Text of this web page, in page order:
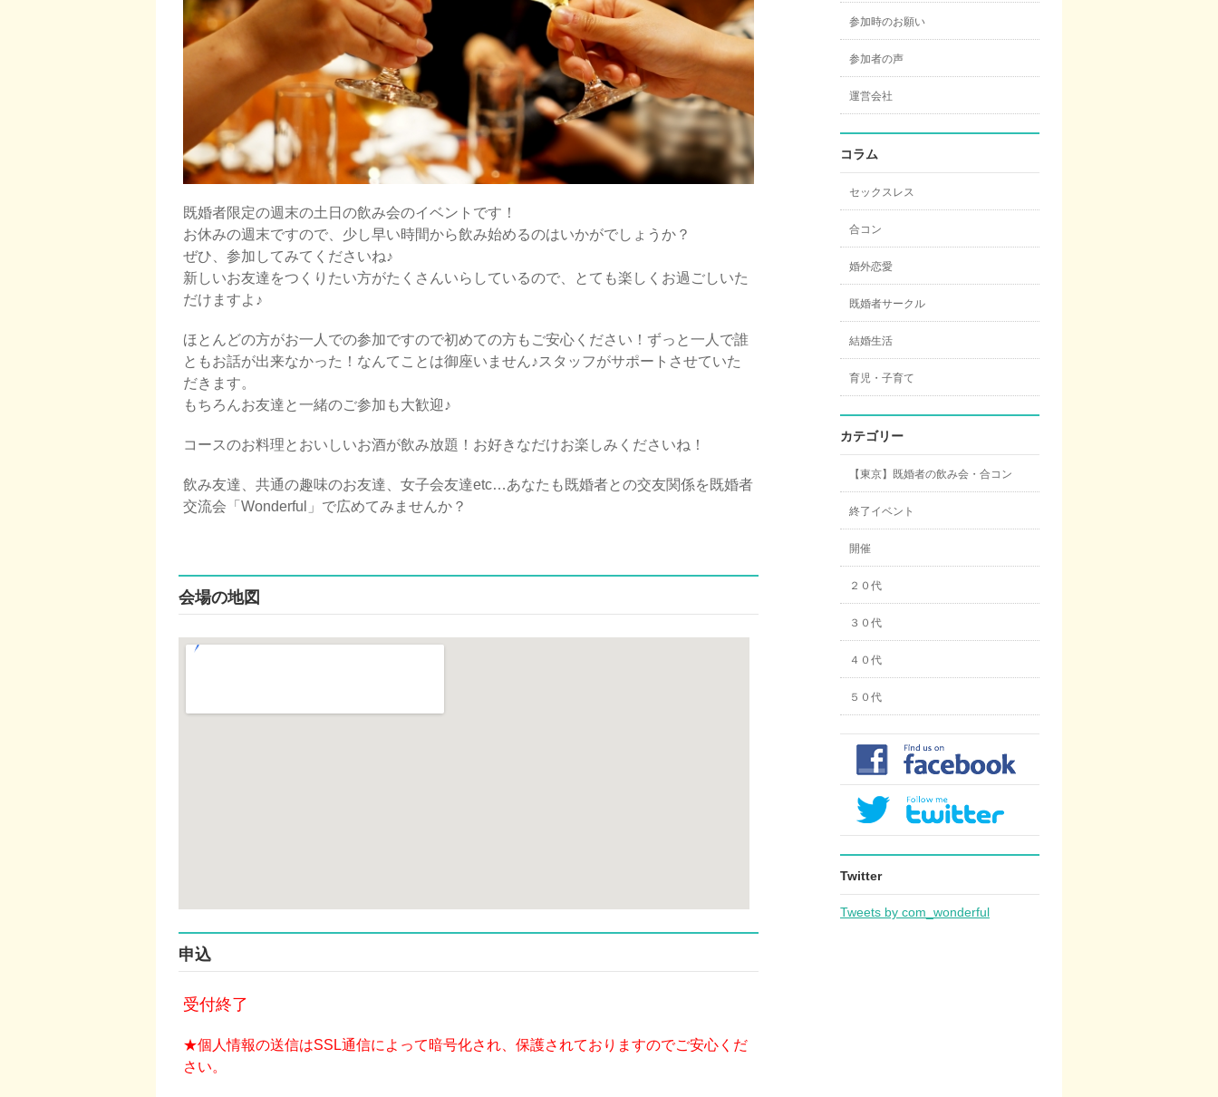
既婚者限定の週末の土日の飲み会のイベントです！
お休みの週末ですので、少し早い時間から飲み始めるのはいかがでしょうか？
ぜひ、参加してみてくださいね♪
新しいお友達をつくりたい方がたくさんいらしているので、とても楽しくお過ごしいた
だけますよ♪
ほとんどの方がお一人での参加ですので初めての方もご安心ください！ずっと一人で誰
ともお話が出来なかった！なんてことは御座いません♪スタッフがサポートさせていた
だきます。
もちろんお友達と一緒のご参加も大歓迎♪
コースのお料理とおいしいお酒が飲み放題！お好きなだけお楽しみくださいね！
飲み友達、共通の趣味のお友達、女子会友達etc…あなたも既婚者との交友関係を既婚者
交流会「Wonderful」で広めてみませんか？
会場の地図
申込
受付終了
★個人情報の送信はSSL通信によって暗号化され、保護されておりますのでご安心くだ
さい。
参加時のお願い
参加者の声
運営会社
コラム
セックスレス
合コン
婚外恋愛
既婚者サークル
結婚生活
育児・子育て
カテゴリー
【東京】既婚者の飲み会・合コン
終了イベント
開催
２０代
３０代
４０代
５０代
Twitter
Tweets by com_wonderful